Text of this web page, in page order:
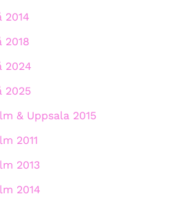
2014
2018
2024
2025
& Uppsala 2015
2011
2013
2014